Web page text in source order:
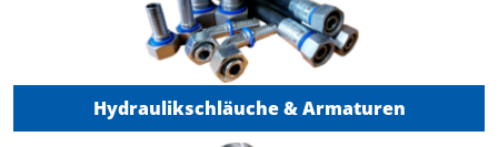
Hydraulikschläuche & Armaturen